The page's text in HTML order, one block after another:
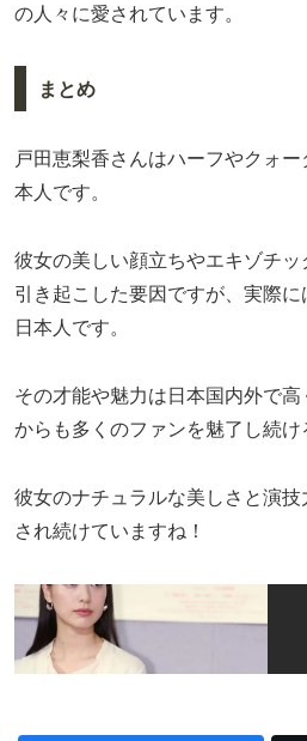
の人々に愛されています。
まとめ
戸田恵梨香さんはハーフやクォ
本人です。
彼女の美しい顔立ちやエキゾチ
引き起こした要因ですが、実際
日本人です。
その才能や魅力は日本国内外で
からも多くのファンを魅了し続け
彼女のナチュラルな美しさと演
され続けていますね！